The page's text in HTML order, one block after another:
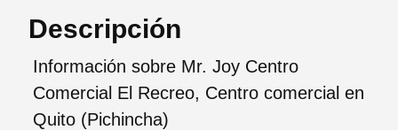
Descripción
Información sobre Mr. Joy Centro
Comercial El Recreo, Centro comercial en
Quito (Pichincha)